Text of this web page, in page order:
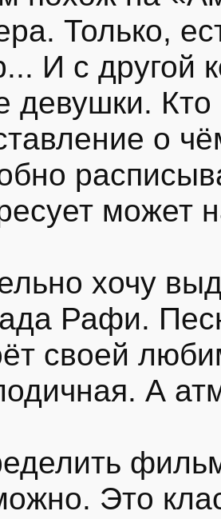
Только,
И с другой
девушки.
о
может
хочу
Рафи.
своей
А
Это